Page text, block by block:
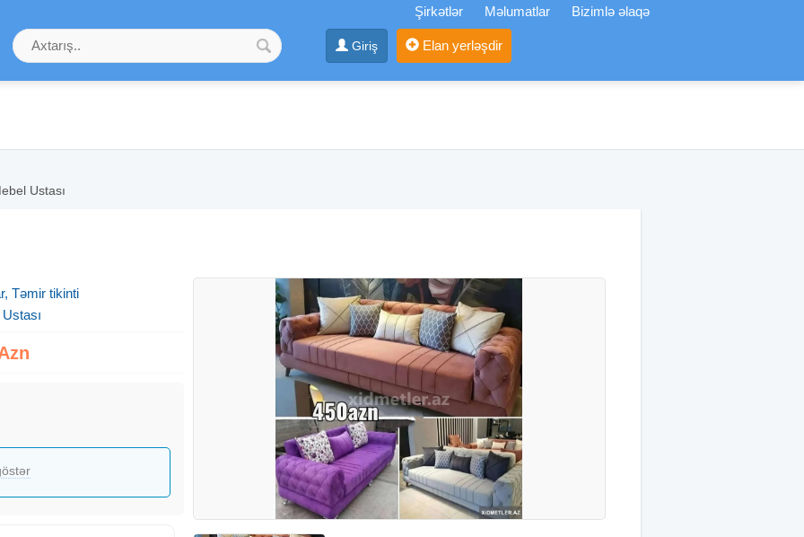
Şirkətlər Məlumatlar Bizimlə əlaqə
Giriş Elan yerləşdir
Ustası
Təmir tikinti